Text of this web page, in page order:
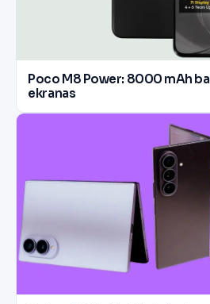
Poco M8 Power: 8000 mAh
ekranas